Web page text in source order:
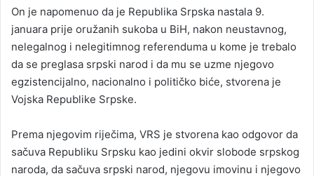
On je napomenuo da je Republika Srpska nastala 9.
januara prije oružanih sukoba u BiH, nakon neustavnog,
nelegalnog i nelegitimnog referenduma u kome je trebalo
da se preglasa srpski narod i da mu se uzme njegovo
egzistencijalno, nacionalno i političko biće, stvorena je
Vojska Republike Srpske.
Prema njegovim riječima, VRS je stvorena kao odgovor da
sačuva Republiku Srpsku kao jedini okvir slobode srpskog
naroda, da sačuva srpski narod, njegovu imovinu i njegovo